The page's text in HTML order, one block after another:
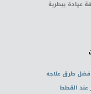
عيادة بيطرية
طرق علاجه
القطط